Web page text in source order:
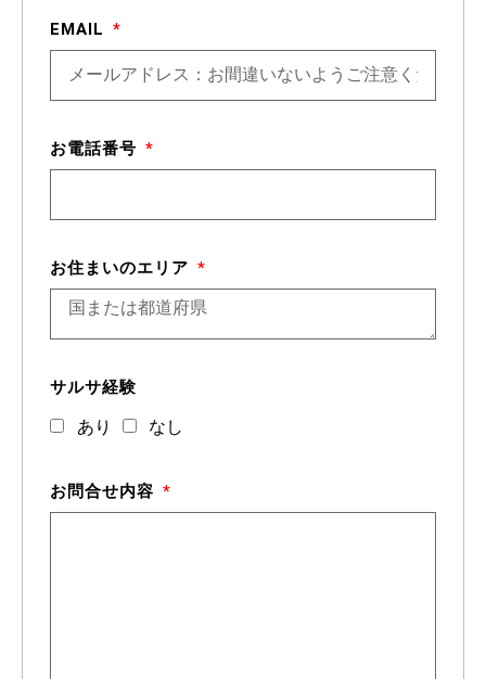
EMAIL
お電話番号
お住まいのエリア
サルサ経験
あり なし
お問合せ内容